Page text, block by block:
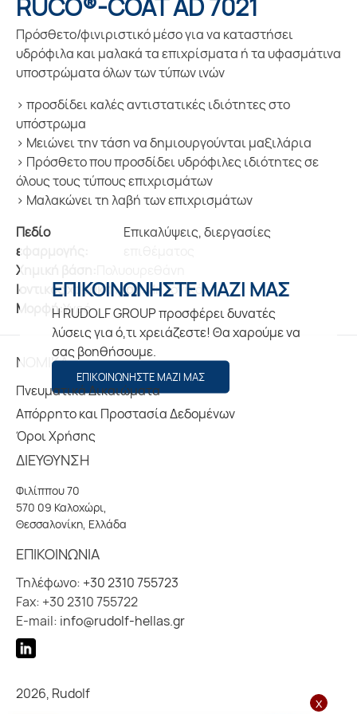
RUCO®-COAT AD 7021
Πρόσθετο/φινιριστικό μέσο για να καταστήσει
υδρόφιλα και μαλακά τα επιχρίσματα ή τα υφασμάτινα
υποστρώματα όλων των τύπων ινών
προσδίδει καλές αντιστατικές ιδιότητες στο
υπόστρωμα
Μειώνει την τάση να δημιουργούνται μαξιλάρια
Πρόσθετο που προσδίδει υδρόφιλες ιδιότητες σε
όλους τους τύπους επιχρισμάτων
Μαλακώνει τη λαβή των επιχρισμάτων
Πεδίο
εφαρμογής:
Επικαλύψεις, διεργασίες
Χημική βάση:
Ιοντικός χαρακτήρας:Μη ιονικός
Μορφή: Υγρό
ΕΠΙΚΟΙΝΩΝΗΣΤΕ ΜΑΖΙ ΜΑΣ
Η RUDOLF GROUP προσφέρει δυνατές
λύσεις για ό,τι χρειάζεστε! Θα χαρούμε να
σας βοηθήσουμε.
ΕΠΙΚΟΙΝΩΝΗΣΤΕ ΜΑΖΙ ΜΑΣ
x
ΝΟΜΙΚΑ
Πνευματικά Δικαιώματα
Απόρρητο και Προστασία Δεδομένων
Όροι Χρήσης
ΔΙΕΥΘΥΝΣΗ
Φιλίππου 70
570 09 Καλοχώρι,
Θεσσαλονίκη, Ελλάδα
ΕΠΙΚΟΙΝΩΝΙΑ
Τηλέφωνο: +30 2310 755723
Fax: +30 2310 755722
E-mail: info@rudolf-hellas.gr
2026, Rudolf